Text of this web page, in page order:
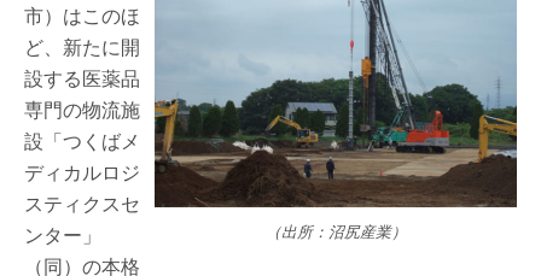
（出所：沼尻産業）
市）はこのほ
ど、新たに開
設する医薬品
専門の物流施
設「つくばメ
ディカルロジ
スティクスセ
ンター」
（同）の本格